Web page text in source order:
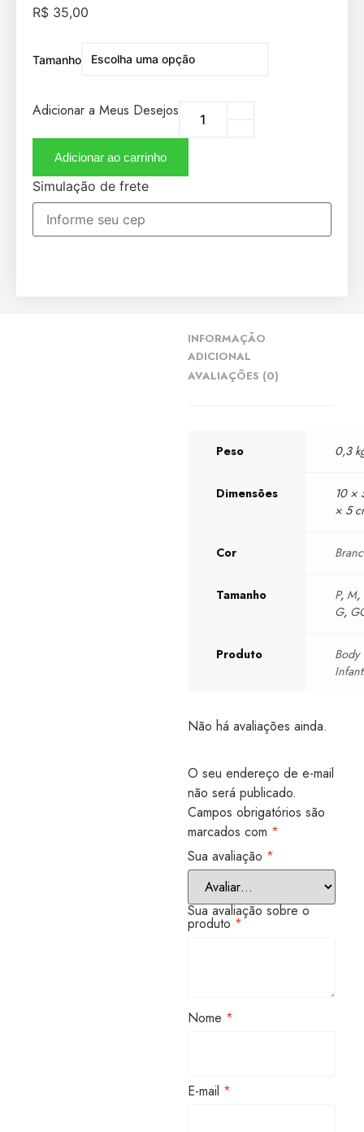
R$ 35,00
Tamanho
Adicionar ao carrinho
Adicionar a Meus Desejos
Simulação de frete
INFORMAÇÃO
ADICIONAL
AVALIAÇÕES (0)
Peso 0,3
Dimensões
10 ×
× 5
Cor
Tamanho P,M,
G,
Produto
Body
Não há avaliações ainda.
O seu endereço de e-mail
não será publicado.
Campos obrigatórios são
marcados com *
Sua avaliação *
Sua avaliação sobre o
produto *
Nome *
E-mail *